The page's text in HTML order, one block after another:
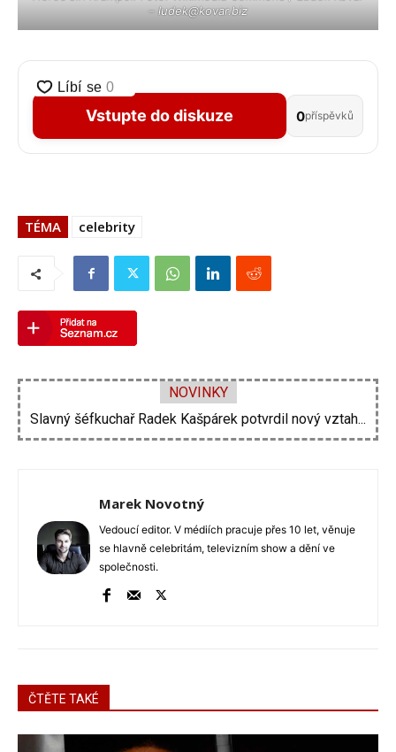
– ludek@kovar.biz
Vstupte do diskuze 0příspěvků
TÉMA celebrity
NOVINKY
Vojtěch Dyk na diskotéce imitoval Miloše Zemana....
Marek Novotný
Vedoucí editor. V médiích pracuje přes 10 let, věnuje
se hlavně celebritám, televizním show a dění ve
společnosti.
ČTĚTE TAKÉ